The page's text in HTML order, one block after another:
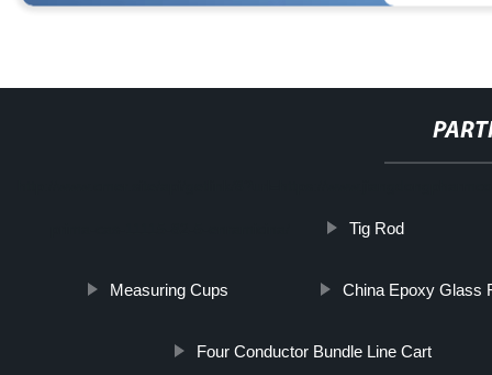
Tig Rod
Measuring Cups China Epoxy Glass
Four Conductor Bundle Line Cart